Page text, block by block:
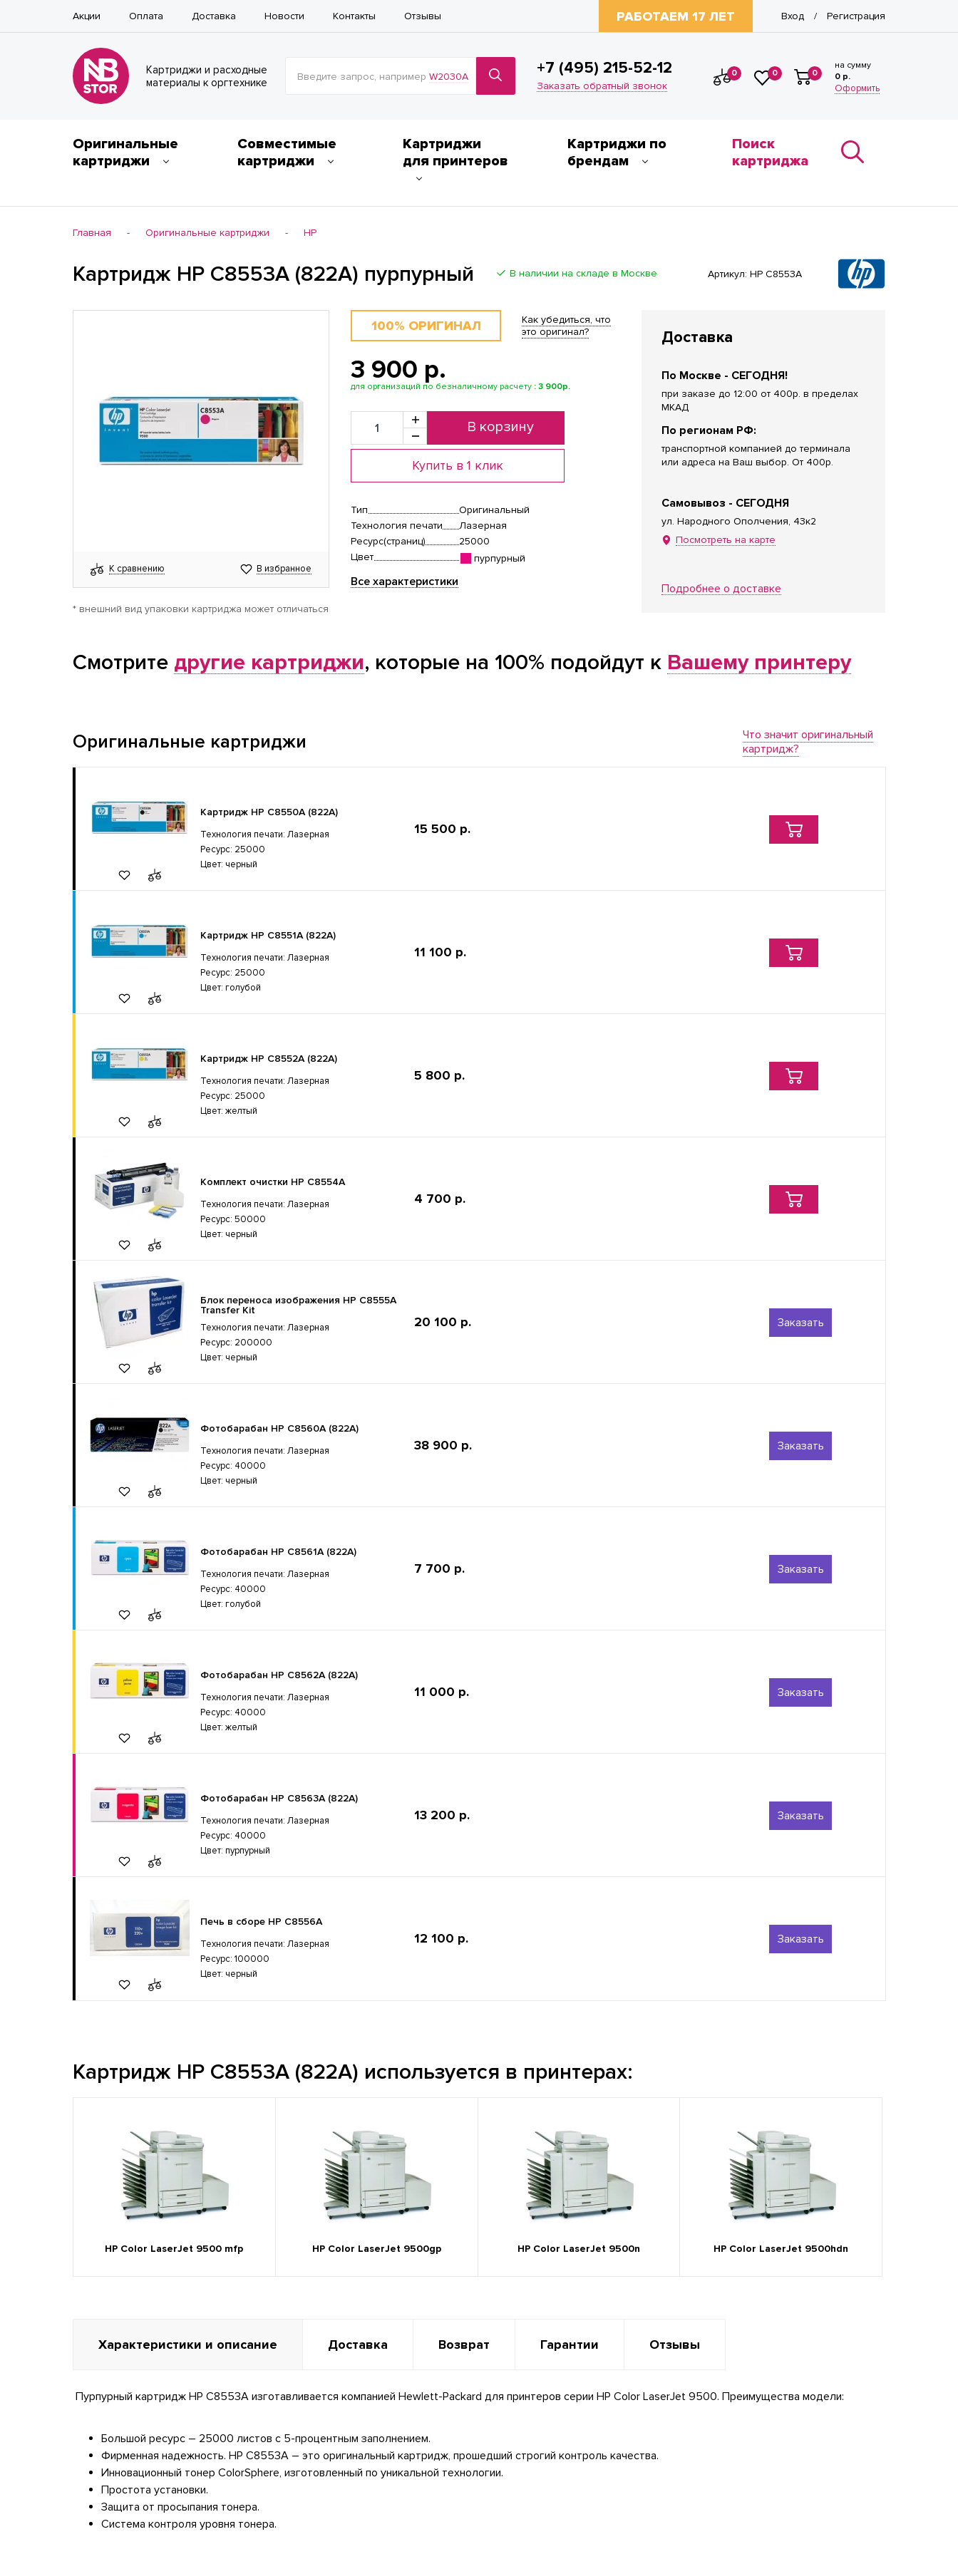
Акции Оплата Доставка Новости Контакты Отзывы РАБОТАЕМ 17 ЛЕТ Вход / Регистрация
Картриджи и расходные
материалы к оргтехнике
Введите запрос, например W2030A +7 (495) 215-52-12
Заказать обратный звонок
0 0 0
на сумму
0 р.
Оформить
Оригинальные
картриджи
Совместимые
картриджи
Картриджи
для принтеров
Картриджи по
брендам
Поиск
картриджа
Главная - Оригинальные картриджи - HP
Картридж HP C8553A (822A) пурпурный В наличии на складе в Москве Артикул: HP C8553A
К сравнению В избранное
* внешний вид упаковки картриджа может отличаться
100% ОРИГИНАЛ
Как убедиться, что
это оригинал?
3 900 p.
для организаций по безналичному расчету : 3 900р.
В корзину
Купить в 1 клик
Тип
Оригинальный
Технология печати
Лазерная
Ресурс(страниц)
25000
Цвет
пурпурный
Все характеристики
Доставка
По Москве - СЕГОДНЯ!
при заказе до 12:00 от 400р. в пределах
МКАД
По регионам РФ:
транспортной компанией до терминала
или адреса на Ваш выбор. От 400р.
Самовывоз - СЕГОДНЯ
ул. Народного Ополчения, 43к2
Посмотреть на карте
Подробнее о доставке
Смотрите другие картриджи, которые на 100% подойдут к Вашему принтеру
Оригинальные картриджи
Что значит оригинальный
картридж?
Картридж HP C8550A (822A)
Технология печати: Лазерная
Ресурс: 25000
Цвет: черный
15 500 р.
Картридж HP C8551A (822A)
Технология печати: Лазерная
Ресурс: 25000
Цвет: голубой
11 100 р.
Картридж HP C8552A (822A)
Технология печати: Лазерная
Ресурс: 25000
Цвет: желтый
5 800 р.
Комплект очистки HP C8554A
Технология печати: Лазерная
Ресурс: 50000
Цвет: черный
4 700 р.
Блок переноса изображения HP C8555A
Transfer Kit
Технология печати: Лазерная
Ресурс: 200000
Цвет: черный
20 100 р. Заказать
Фотобарабан HP C8560A (822A)
Технология печати: Лазерная
Ресурс: 40000
Цвет: черный
38 900 р. Заказать
Фотобарабан HP C8561A (822A)
Технология печати: Лазерная
Ресурс: 40000
Цвет: голубой
7 700 р. Заказать
Фотобарабан HP C8562A (822A)
Технология печати: Лазерная
Ресурс: 40000
Цвет: желтый
11 000 р. Заказать
Фотобарабан HP C8563A (822A)
Технология печати: Лазерная
Ресурс: 40000
Цвет: пурпурный
13 200 р. Заказать
Печь в сборе HP C8556A
Технология печати: Лазерная
Ресурс: 100000
Цвет: черный
12 100 р. Заказать
Картридж HP C8553A (822A) используется в принтерах:
HP Color LaserJet 9500 mfp HP Color LaserJet 9500gp HP Color LaserJet 9500n HP Color LaserJet 9500hdn
Характеристики и описание Доставка Возврат Гарантии Отзывы
Пурпурный картридж HP C8553A изготавливается компанией Hewlett-Packard для принтеров серии HP Color LaserJet 9500. Преимущества модели:
Большой ресурс – 25000 листов с 5-процентным заполнением.
Фирменная надежность. HP C8553A – это оригинальный картридж, прошедший строгий контроль качества.
Инновационный тонер ColorSphere, изготовленный по уникальной технологии.
Простота установки.
Защита от просыпания тонера.
Система контроля уровня тонера.